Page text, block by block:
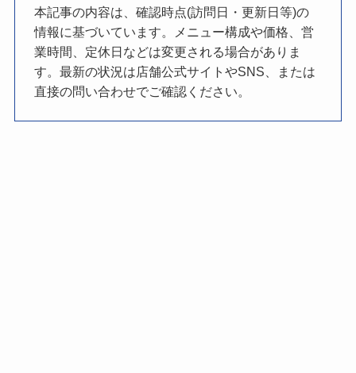
本記事の内容は、確認時点(訪問日・更新日等)の
情報に基づいています。メニュー構成や価格、営
業時間、定休日などは変更される場合がありま
す。最新の状況は店舗公式サイトやSNS、または
直接の問い合わせでご確認ください。